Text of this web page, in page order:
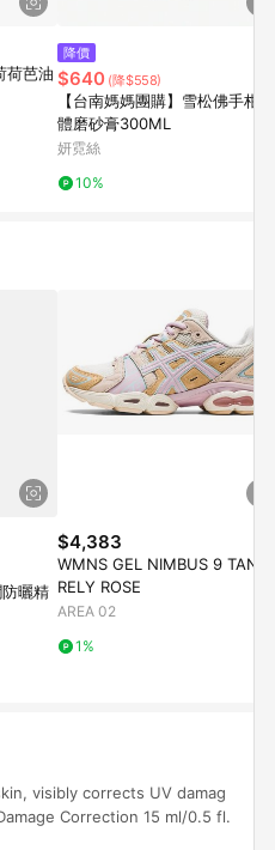
荷芭油
降價
$640 (降$558)
【台南媽媽團購】雪松佛手柑身
體磨砂膏300ML
妍霓絲
10%
曬精
$4,383
WMNS GEL NIMBUS 9 TAN BA
RELY ROSE
AREA 02
1%
visibly corrects UV damag
Correction 15 ml/0.5 fl.